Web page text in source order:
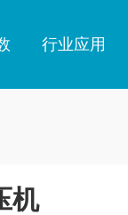
行业应用
机